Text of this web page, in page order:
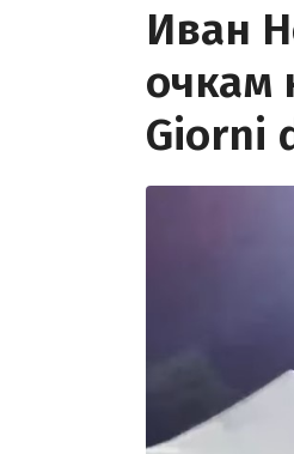
Иван
очкам
Giorni